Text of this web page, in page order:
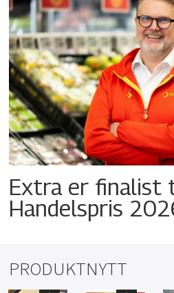
Extra er finalist
Handelspris
PRODUKTNYTT